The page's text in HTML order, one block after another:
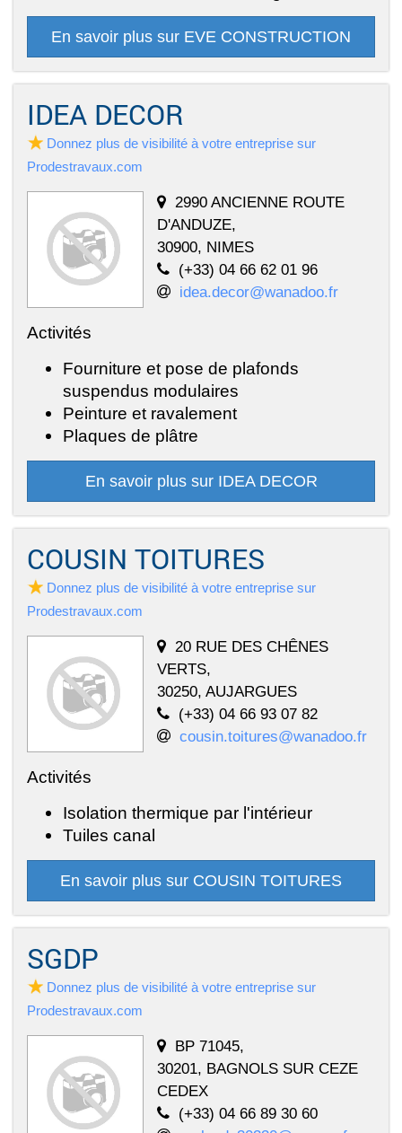
En savoir plus sur EVE CONSTRUCTION
IDEA DECOR
Donnez plus de visibilité à votre entreprise sur
Prodestravaux.com
2990 ANCIENNE ROUTE
D'ANDUZE,
30900, NIMES
(+33) 04 66 62 01 96
idea.decor@wanadoo.fr
Activités
Fourniture et pose de plafonds
suspendus modulaires
Peinture et ravalement
Plaques de plâtre
En savoir plus sur IDEA DECOR
COUSIN TOITURES
Donnez plus de visibilité à votre entreprise sur
Prodestravaux.com
20 RUE DES CHÊNES
VERTS,
30250, AUJARGUES
(+33) 04 66 93 07 82
cousin.toitures@wanadoo.fr
Activités
Isolation thermique par l'intérieur
Tuiles canal
En savoir plus sur COUSIN TOITURES
SGDP
Donnez plus de visibilité à votre entreprise sur
Prodestravaux.com
BP 71045,
30201, BAGNOLS SUR CEZE
CEDEX
(+33) 04 66 89 30 60